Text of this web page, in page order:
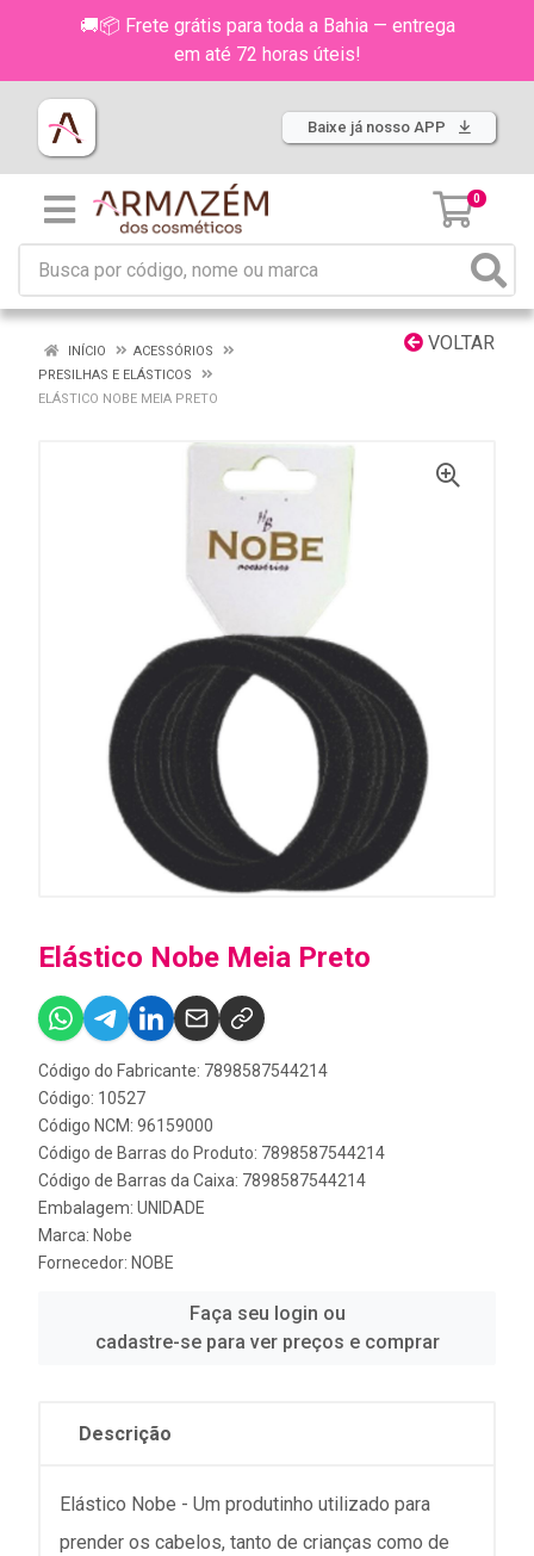
🚚📦 Frete grátis para toda a Bahia — entrega
em até 72 horas úteis!
Baixe já nosso APP
0
VOLTAR
INÍCIO
ACESSÓRIOS
PRESILHAS E ELÁSTICOS
ELÁSTICO NOBE MEIA PRETO
Elástico Nobe Meia Preto
Código do Fabricante: 7898587544214
Código: 10527
Código NCM: 96159000
Código de Barras do Produto: 7898587544214
Código de Barras da Caixa: 7898587544214
Embalagem: UNIDADE
Marca: Nobe
Fornecedor: NOBE
Faça seu login ou
cadastre-se para ver preços e comprar
Descrição
Elástico Nobe - Um produtinho utilizado para
prender os cabelos, tanto de crianças como de